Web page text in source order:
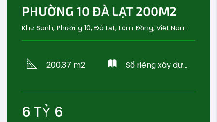
PHƯỜNG 10 ĐÀ LẠT 200M2
Khe Sanh, Phường 10, Đà Lạt, Lâm Đồng, Việt Nam
200.37 m2 Sổ riêng xây dựng
6 TỶ 6